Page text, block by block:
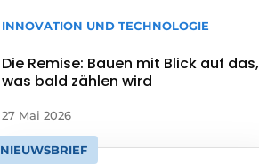
INNOVATION UND TECHNOLOGIE
Die Remise: Bauen mit Blick auf das,
was bald zählen wird
27 Mai 2026
NIEUWSBRIEF